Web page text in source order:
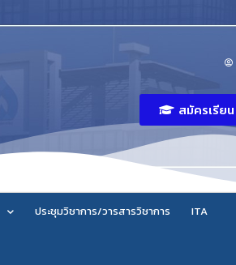
สมัครเรียน
ประชุมวิชาการ/วารสารวิชาการ ITA